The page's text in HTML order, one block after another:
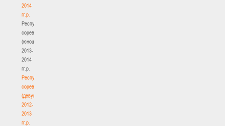
2014
гг.р.
Республиканские
соревнования
(юноши)
2013-
2014
гг.р.
Республиканские
соревнования
(девушки)
2012-
2013
гг.р.